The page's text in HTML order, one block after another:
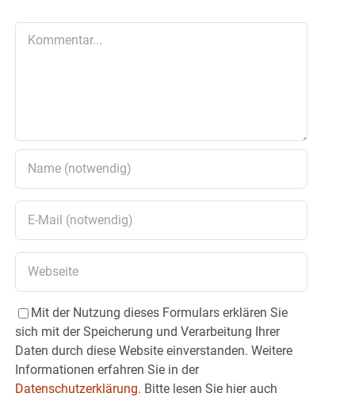
Mit der Nutzung dieses Formulars erklären Sie
sich mit der Speicherung und Verarbeitung Ihrer
Daten durch diese Website einverstanden. Weitere
Informationen erfahren Sie in der
Datenschutzerklärung. Bitte lesen Sie hier auch